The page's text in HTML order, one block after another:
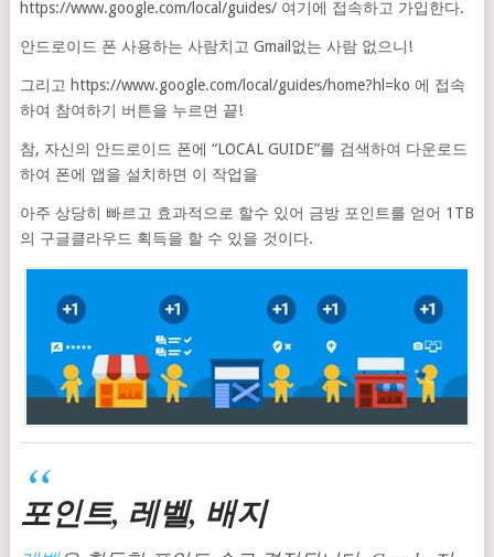
https://www.google.com/local/guides/ 여기에 접속하고 가입한다.
안드로이드 폰 사용하는 사람치고 Gmail없는 사람 없으니!
그리고 https://www.google.com/local/guides/home?hl=ko 에 접속
하여 참여하기 버튼을 누르면 끝!
참, 자신의 안드로이드 폰에 “LOCAL GUIDE”를 검색하여 다운로드
하여 폰에 앱을 설치하면 이 작업을
아주 상당히 빠르고 효과적으로 할수 있어 금방 포인트를 얻어 1TB
의 구글클라우드 획득을 할 수 있을 것이다.
포인트, 레벨, 배지